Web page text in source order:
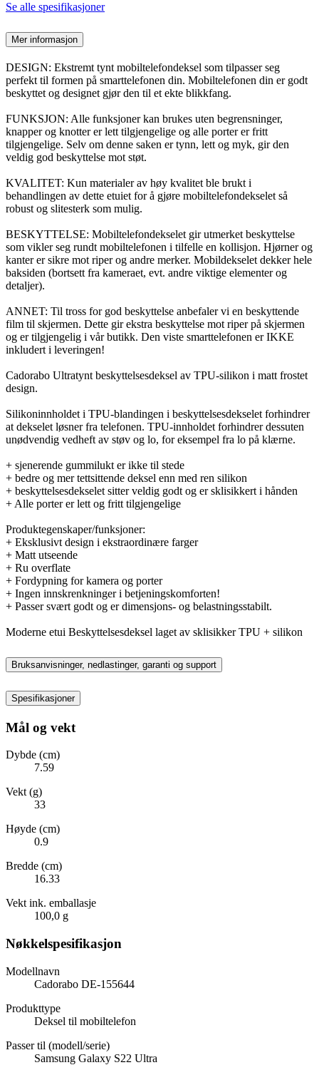
Se alle spesifikasjoner
Mer informasjon
DESIGN: Ekstremt tynt mobiltelefondeksel som tilpasser seg
perfekt til formen på smarttelefonen din. Mobiltelefonen din er godt
beskyttet og designet gjør den til et ekte blikkfang.
FUNKSJON: Alle funksjoner kan brukes uten begrensninger,
knapper og knotter er lett tilgjengelige og alle porter er fritt
tilgjengelige. Selv om denne saken er tynn, lett og myk, gir den
veldig god beskyttelse mot støt.
KVALITET: Kun materialer av høy kvalitet ble brukt i
behandlingen av dette etuiet for å gjøre mobiltelefondekselet så
robust og slitesterk som mulig.
BESKYTTELSE: Mobiltelefondekselet gir utmerket beskyttelse
som vikler seg rundt mobiltelefonen i tilfelle en kollisjon. Hjørner og
kanter er sikre mot riper og andre merker. Mobildekselet dekker hele
baksiden (bortsett fra kameraet, evt. andre viktige elementer og
detaljer).
ANNET: Til tross for god beskyttelse anbefaler vi en beskyttende
film til skjermen. Dette gir ekstra beskyttelse mot riper på skjermen
og er tilgjengelig i vår butikk. Den viste smarttelefonen er IKKE
inkludert i leveringen!
Cadorabo Ultratynt beskyttelsesdeksel av TPU-silikon i matt frostet
design.
Silikoninnholdet i TPU-blandingen i beskyttelsesdekselet forhindrer
at dekselet løsner fra telefonen. TPU-innholdet forhindrer dessuten
unødvendig vedheft av støv og lo, for eksempel fra lo på klærne.
+ sjenerende gummilukt er ikke til stede
+ bedre og mer tettsittende deksel enn med ren silikon
+ beskyttelsesdekselet sitter veldig godt og er sklisikkert i hånden
+ Alle porter er lett og fritt tilgjengelige
Produktegenskaper/funksjoner:
+ Eksklusivt design i ekstraordinære farger
+ Matt utseende
+ Ru overflate
+ Fordypning for kamera og porter
+ Ingen innskrenkninger i betjeningskomforten!
+ Passer svært godt og er dimensjons- og belastningsstabilt.
Moderne etui Beskyttelsesdeksel laget av sklisikker TPU + silikon
Bruksanvisninger, nedlastinger, garanti og support
Spesifikasjoner
Mål og vekt
Dybde (cm)
7.59
Vekt (g)
33
Høyde (cm)
0.9
Bredde (cm)
16.33
Vekt ink. emballasje
100,0 g
Nøkkelspesifikasjon
Modellnavn
Cadorabo DE-155644
Produkttype
Deksel til mobiltelefon
Passer til (modell/serie)
Samsung Galaxy S22 Ultra